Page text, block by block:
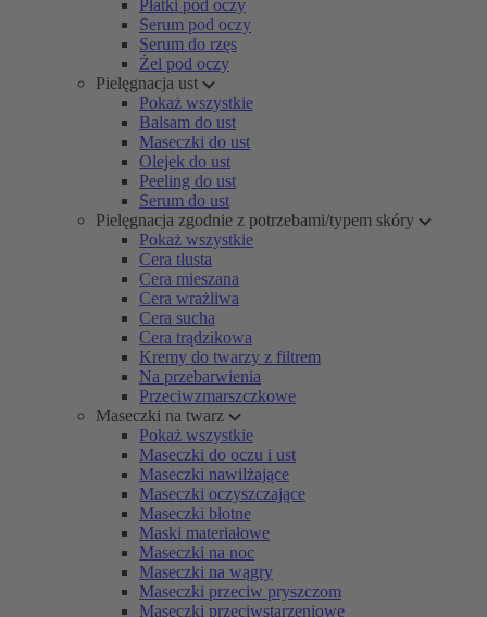
Płatki pod oczy
Serum pod oczy
Serum do rzęs
Żel pod oczy
Pielęgnacja ust
Pokaż wszystkie
Balsam do ust
Maseczki do ust
Olejek do ust
Peeling do ust
Serum do ust
Pielęgnacja zgodnie z potrzebami/typem skóry
Pokaż wszystkie
Cera tłusta
Cera mieszana
Cera wrażliwa
Cera sucha
Cera trądzikowa
Kremy do twarzy z filtrem
Na przebarwienia
Przeciwzmarszczkowe
Maseczki na twarz
Pokaż wszystkie
Maseczki do oczu i ust
Maseczki nawilżające
Maseczki oczyszczające
Maseczki błotne
Maski materiałowe
Maseczki na noc
Maseczki na wągry
Maseczki przeciw pryszczom
Maseczki przeciwstarzeniowe